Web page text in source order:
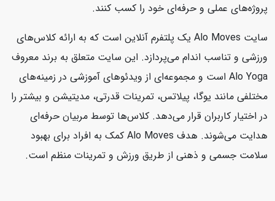
پروژه‌های عملی و حرفه‌ای خود را کسب کنند.
سایت Alo Moves یک پلتفرم آنلاین است که به ارائه کلاس‌های
ورزشی و تناسب اندام می‌پردازد. این سایت متعلق به برند معروف
Alo Yoga است و مجموعه‌ای از ویدئوهای آموزشی در زمینه‌های
مختلفی مانند یوگا، پیلاتس، تمرینات قدرتی، مدیتیشن و بیشتر را
در اختیار کاربران قرار می‌دهد. کلاس‌ها توسط مربیان حرفه‌ای
هدایت می‌شوند. هدف Alo Moves کمک به افراد برای بهبود
سلامت جسمی و ذهنی از طریق ورزش و تمرینات منظم است.